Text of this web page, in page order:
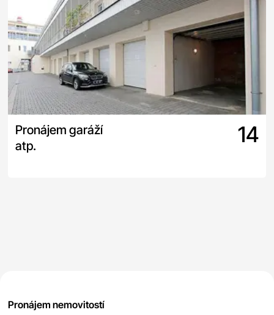
Pronájem garáží
atp.
14
Pronájem nemovitostí